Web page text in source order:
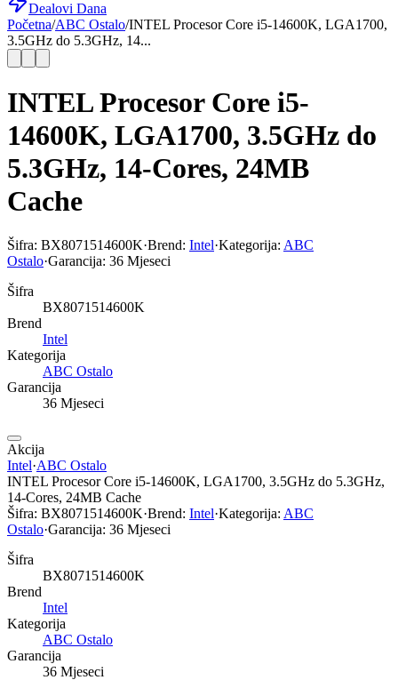
Dealovi Dana
Početna/ABC Ostalo/INTEL Procesor Core i5-14600K, LGA1700,
3.5GHz do 5.3GHz, 14...
INTEL Procesor Core i5-
14600K, LGA1700, 3.5GHz do
5.3GHz, 14-Cores, 24MB
Cache
Šifra: BX8071514600K·Brend: Intel·Kategorija: ABC
Ostalo·Garancija: 36 Mjeseci
Šifra
BX8071514600K
Brend
Intel
Kategorija
ABC Ostalo
Garancija
36 Mjeseci
Akcija
Intel·ABC Ostalo
INTEL Procesor Core i5-14600K, LGA1700, 3.5GHz do 5.3GHz,
14-Cores, 24MB Cache
Šifra: BX8071514600K·Brend: Intel·Kategorija: ABC
Ostalo·Garancija: 36 Mjeseci
Šifra
BX8071514600K
Brend
Intel
Kategorija
ABC Ostalo
Garancija
36 Mjeseci